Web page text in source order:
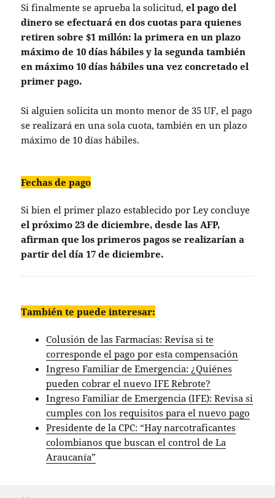
Si finalmente se aprueba la solicitud,el pago del
dinero se efectuará en dos cuotas para quienes
retiren sobre $1 millón: la primera en un plazo
máximo de 10 días hábiles y la segunda también
en máximo 10 días hábiles una vez concretado el
primer pago.
Si alguien solicita un monto menor de 35 UF, el pago
se realizará en una sola cuota, también en un plazo
máximo de 10 días hábiles.
Fechas de pago
Si bien el primer plazo establecido por Ley concluye
el próximo 23 de diciembre, desde las AFP,
afirman que los primeros pagos se realizarían a
partir del día 17 de diciembre.
También te puede interesar:
Colusión de las Farmacias: Revisa si te
corresponde el pago por esta compensación
Ingreso Familiar de Emergencia: ¿Quiénes
pueden cobrar el nuevo IFE Rebrote?
Ingreso Familiar de Emergencia (IFE): Revisa si
cumples con los requisitos para el nuevo pago
Presidente de la CPC: “Hay narcotraficantes
colombianos que buscan el control de La
Araucanía”